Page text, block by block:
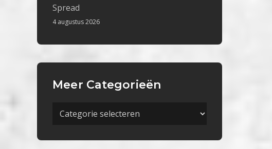
Spread
4 augustus 2026
Meer Categorieën
Meer